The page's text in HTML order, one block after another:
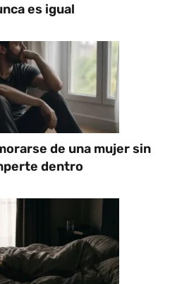
es igual
de una mujer sin
dentro